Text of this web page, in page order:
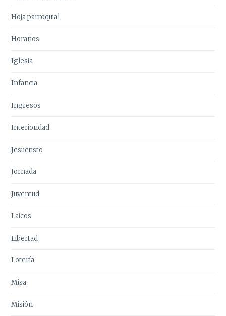
Hoja parroquial
Horarios
Iglesia
Infancia
Ingresos
Interioridad
Jesucristo
Jornada
Juventud
Laicos
Libertad
Lotería
Misa
Misión